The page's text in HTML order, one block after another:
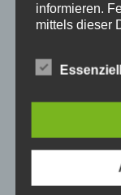
Hier
unserer
Wasserfällen
liegen, auf dem
informieren.
mittels dieser
Wir haben als
zahlreiche
lückenlosen
verarbeiteten
Schutz nicht